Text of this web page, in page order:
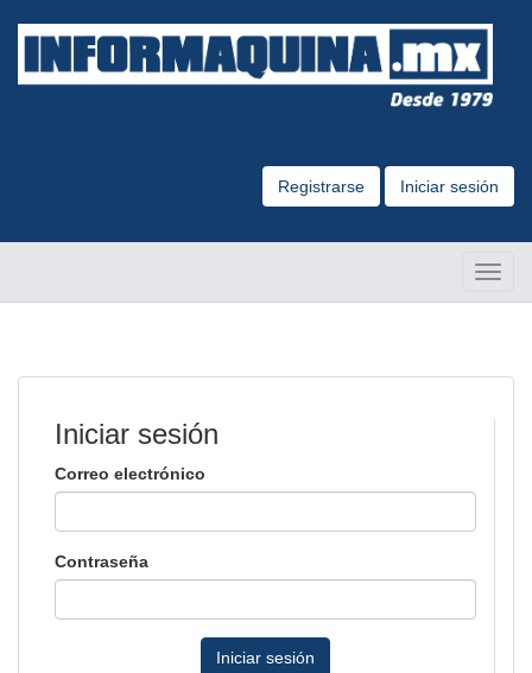
Registrarse Iniciar sesión
Iniciar sesión
Correo electrónico
Contraseña
Iniciar sesión